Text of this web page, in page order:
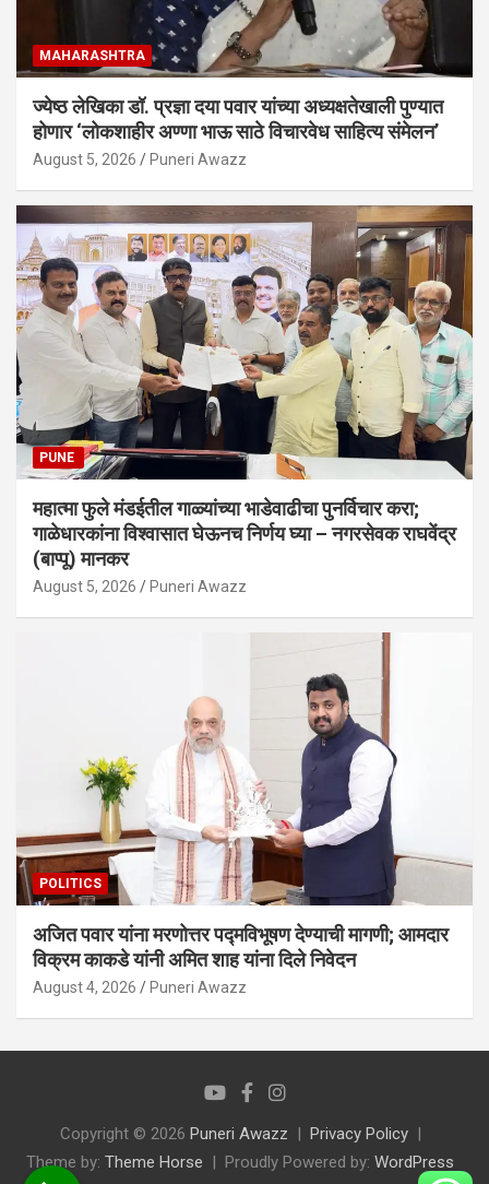
MAHARASHTRA
ज्येष्ठ लेखिका डॉ. प्रज्ञा दया पवार यांच्या अध्यक्षतेखाली पुण्यात
होणार ‘लोकशाहीर अण्णा भाऊ साठे विचारवेध साहित्य संमेलन’
August 5, 2026 Puneri Awazz
PUNE
महात्मा फुले मंडईतील गाळ्यांच्या भाडेवाढीचा पुनर्विचार करा;
गाळेधारकांना विश्वासात घेऊनच निर्णय घ्या – नगरसेवक राघवेंद्र
(बाप्पू) मानकर
August 5, 2026 Puneri Awazz
POLITICS
अजित पवार यांना मरणोत्तर पद्मविभूषण देण्याची मागणी; आमदार
विक्रम काकडे यांनी अमित शाह यांना दिले निवेदन
August 4, 2026 Puneri Awazz
Copyright © 2026 Puneri Awazz
Privacy Policy
Theme by: Theme Horse Proudly Powered by: WordPress